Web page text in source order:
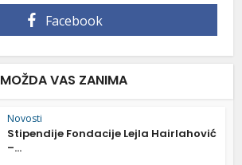
Facebook
MOŽDA VAS ZANIMA
Novosti
Stipendije Fondacije Lejla Hairlahović
–...